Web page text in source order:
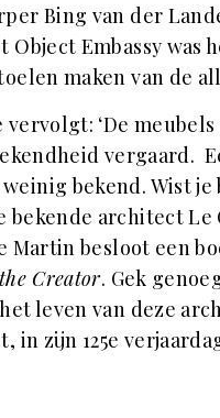
Bing van der
Object Embassy
maken van de
‘De
vergaard.
bekend. Wist
architect Le
Martin besloot een
Creator. Gek
leven van deze
in zijn 125e